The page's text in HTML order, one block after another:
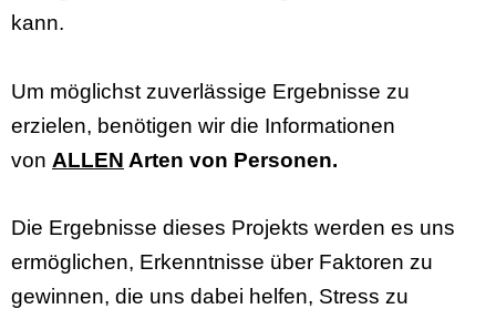
kann.
Um möglichst zuverlässige Ergebnisse zu
erzielen, benötigen wir die Informationen
von ALLEN Arten von Personen.
Die Ergebnisse dieses Projekts werden es uns
ermöglichen, Erkenntnisse über Faktoren zu
gewinnen, die uns dabei helfen, Stress zu